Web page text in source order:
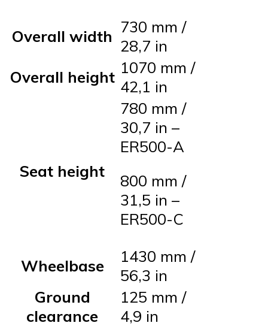
Overall width 730 mm /
28,7 in
Overall height 1070 mm /
42,1 in
Seat height
780 mm /
30,7 in –
ER500-A
800 mm /
31,5 in –
ER500-C
Wheelbase
1430 mm /
56,3 in
Ground
clearance
125 mm /
4,9 in